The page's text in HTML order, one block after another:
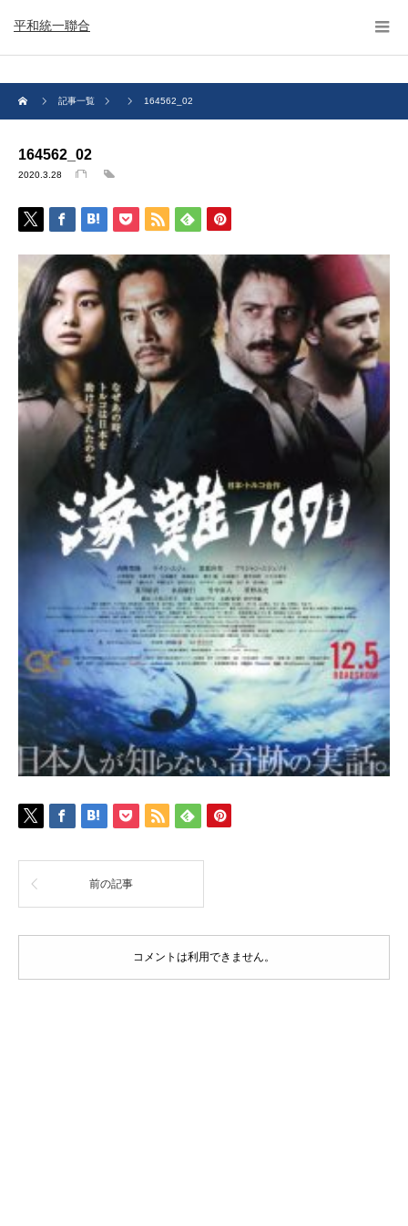
平和統一聯合
記事一覧 164562_02
164562_02
2020.3.28
前の記事
コメントは利用できません。